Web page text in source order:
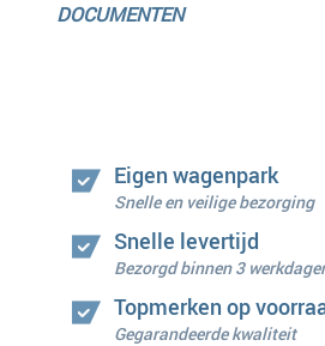
DOCUMENTEN
Eigen wagenpark
Snelle en veilige bezorging
Snelle levertijd
Bezorgd binnen 3
Topmerken op
Gegarandeerde kwaliteit